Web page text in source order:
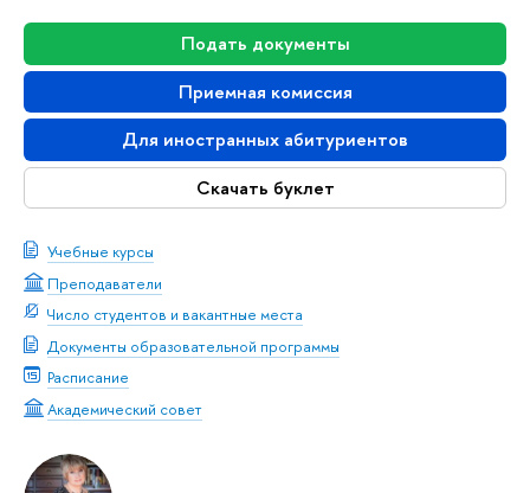
Подать документы
Приемная комиссия
Для иностранных абитуриентов
Скачать буклет
Учебные курсы
Преподаватели
Число студентов и вакантные места
Документы образовательной программы
Расписание
Академический совет